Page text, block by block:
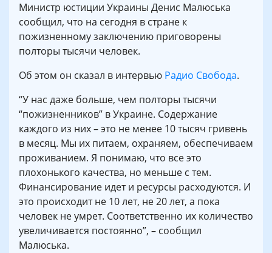
Министр юстиции Украины Денис Малюська
сообщил, что на сегодня в стране к
пожизненному заключению приговорены
полторы тысячи человек.
Об этом он сказал в интервью Радио Свобода.
“У нас даже больше, чем полторы тысячи
“пожизненников” в Украине. Содержание
каждого из них – это не менее 10 тысяч гривень
в месяц. Мы их питаем, охраняем, обеспечиваем
проживанием. Я понимаю, что все это
плохонького качества, но меньше с тем.
Финансирование идет и ресурсы расходуются. И
это происходит не 10 лет, не 20 лет, а пока
человек не умрет. Соответственно их количество
увеличивается постоянно”, – сообщил
Малюська.